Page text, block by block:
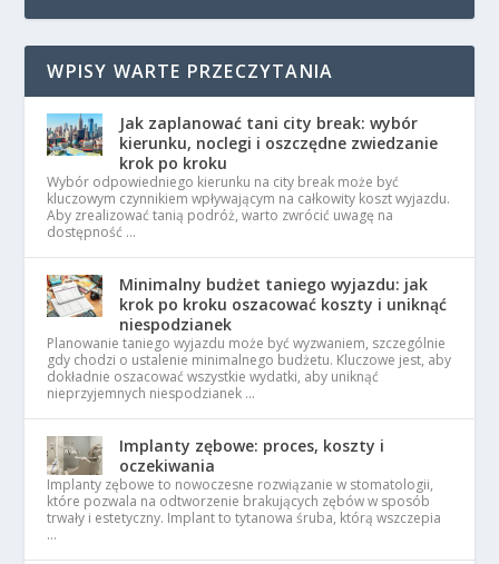
WPISY WARTE PRZECZYTANIA
Jak zaplanować tani city break: wybór
kierunku, noclegi i oszczędne zwiedzanie
krok po kroku
Wybór odpowiedniego kierunku na city break może być
kluczowym czynnikiem wpływającym na całkowity koszt wyjazdu.
Aby zrealizować tanią podróż, warto zwrócić uwagę na
dostępność …
Minimalny budżet taniego wyjazdu: jak
krok po kroku oszacować koszty i uniknąć
niespodzianek
Planowanie taniego wyjazdu może być wyzwaniem, szczególnie
gdy chodzi o ustalenie minimalnego budżetu. Kluczowe jest, aby
dokładnie oszacować wszystkie wydatki, aby uniknąć
nieprzyjemnych niespodzianek …
Implanty zębowe: proces, koszty i
oczekiwania
Implanty zębowe to nowoczesne rozwiązanie w stomatologii,
które pozwala na odtworzenie brakujących zębów w sposób
trwały i estetyczny. Implant to tytanowa śruba, którą wszczepia
…